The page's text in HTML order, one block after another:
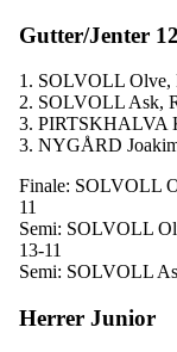
Gutter/Jenter 12
1. SOLVOLL Olve,
2. SOLVOLL Ask,
3. PIRTSKHALVA
3. NYGÅRD
Finale: SOLVOLL
11
Semi: SOLVOLL
13-11
Semi: SOLVOLL
Herrer Junior